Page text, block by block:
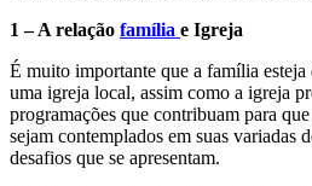
1 – A relação família e Igreja
É muito importante que a família
uma igreja local, assim como a igreja
programações que contribuam para
sejam contemplados em suas variadas
desafios que se apresentam.